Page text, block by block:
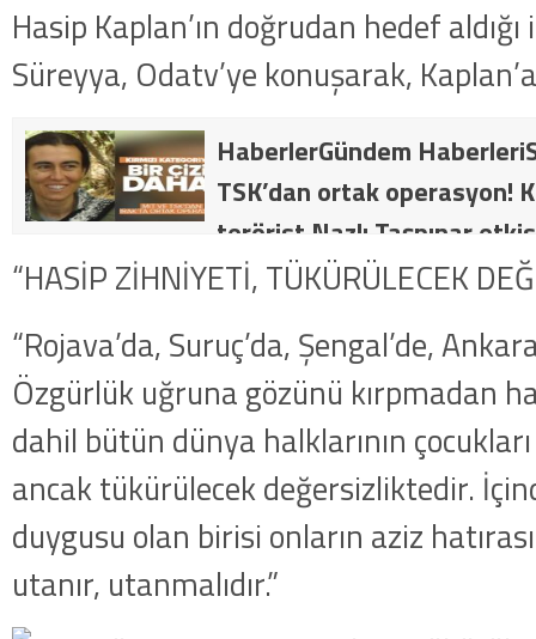
Hasip Kaplan’ın doğrudan hedef aldığı
Süreyya, Odatv’ye konuşarak,
HaberlerGündem
TSK’dan ortak operasyon!
terörist Nazlı Taşpınar
dakika: MİT ve TSK’dan
getirildi .
“HASİP ZİHNİYETİ, TÜKÜRÜLECEK
“Rojava’da, Suruç’da, Şengal’de,
Özgürlük uğruna gözünü kırpmadan
dahil bütün dünya halklarının
ancak tükürülecek değersizliktedir.
duygusu olan birisi onların aziz
utanır, utanmalıdır.”